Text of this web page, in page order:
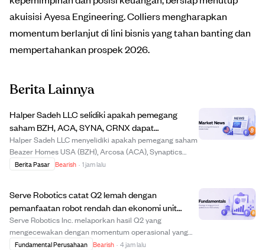
akuisisi Ayesa Engineering. Colliers mengharapkan
momentum berlanjut di lini bisnis yang tahan banting dan
mempertahankan prospek 2026.
Berita Lainnya
Halper Sadeh LLC selidiki apakah pemegang
saham BZH, ACA, SYNA, CRNX dapat
kesepakatan adil dalam penjualan terbaru.
Halper Sadeh LLC menyelidiki apakah pemegang saham
Beazer Homes USA (BZH), Arcosa (ACA), Synaptics
(SYNA), dan Crinetics Pharmaceuticals (CRNX)
mencurigai ada...
Berita Pasar Bearish · 1 jam lalu
Serve Robotics catat Q2 lemah dengan
pemanfaatan robot rendah dan ekonomi unit
buruk, posisi pengiriman makanan diragukan.
Serve Robotics Inc. melaporkan hasil Q2 yang
mengecewakan dengan momentum operasional yang
lemah dan pemanfaatan robot pengiriman otonom
Fundamental Perusahaan Bearish · 4 jam lalu